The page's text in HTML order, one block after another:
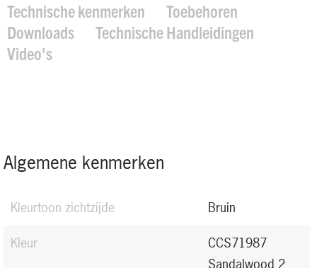
Technische kenmerken
Toebehoren
Downloads
Technische Handleidingen
Video's
Algemene kenmerken
Kleurtoon zichtzijde
Bruin
Kleur
CCS71987
Sandalwood 2